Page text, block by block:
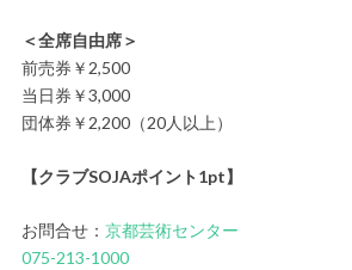
＜全席自由席＞
前売券￥2,500
当日券￥3,000
団体券￥2,200（20人以上）
【クラブSOJAポイント1pt】
お問合せ： 京都芸術センター
075-213-1000